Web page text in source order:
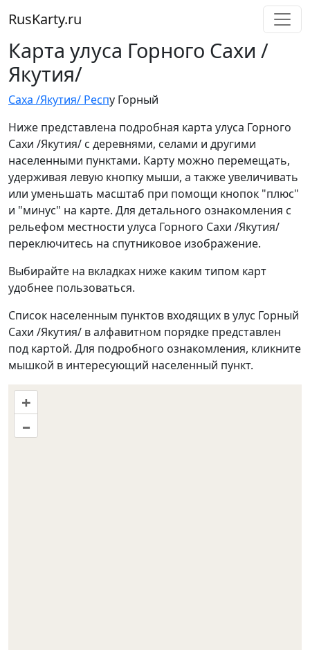
RusKarty.ru
Карта улуса Горного Сахи /
Якутия/
Саха /Якутия/ Респу Горный
Ниже представлена подробная карта улуса Горного
Сахи /Якутия/ с деревнями, селами и другими
населенными пунктами. Карту можно перемещать,
удерживая левую кнопку мыши, а также увеличивать
или уменьшать масштаб при помощи кнопок "плюс"
и "минус" на карте. Для детального ознакомления с
рельефом местности улуса Горного Сахи /Якутия/
переключитесь на спутниковое изображение.
Выбирайте на вкладках ниже каким типом карт
удобнее пользоваться.
Список населенным пунктов входящих в улус Горный
Сахи /Якутия/ в алфавитном порядке представлен
под картой. Для подробного ознакомления, кликните
мышкой в интересующий населенный пункт.
+
–